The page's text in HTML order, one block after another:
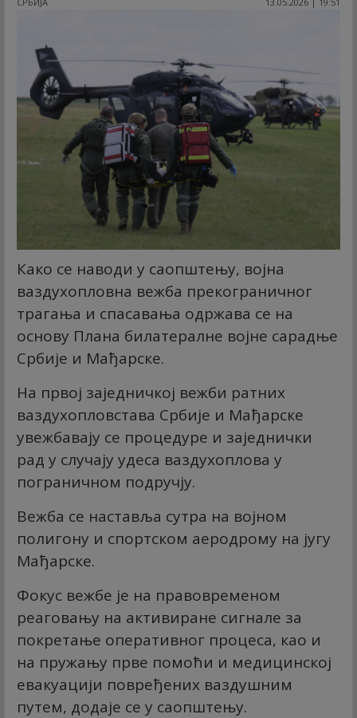
Како се наводи у саопштењу, војна
ваздухопловна вежба прекограничног
трагања и спасавања одржава се на
основу Плана билатералне војне сарадње
Србије и Мађарске.
На првој заједничкој вежби ратних
ваздухопловстава Србије и Мађарске
увежбавају се процедуре и заједнички
рад у случају удеса ваздухоплова у
пограничном подручју.
Вежба се наставља сутра на војном
полигону и спортском аеродрому на југу
Мађарске.
Фокус вежбе је на правовременом
реаговању на активиране сигнале за
покретање оперативног процеса, као и
на пружању прве помоћи и медицинској
евакуацији повређених ваздушним
путем, додаје се у саопштењу.